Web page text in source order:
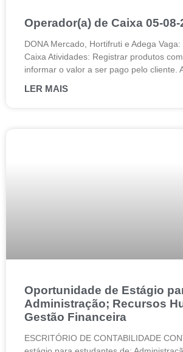
Operador(a) de Caixa 05-08-
DONA Mercado, Hortifruti e Adega
Caixa Atividades: Registrar produtos
informar o valor a ser pago pelo cliente.
LER MAIS
Oportunidade de Estágio
Administração; Recursos
Gestão Financeira
ESCRITÓRIO DE CONTABILIDADE